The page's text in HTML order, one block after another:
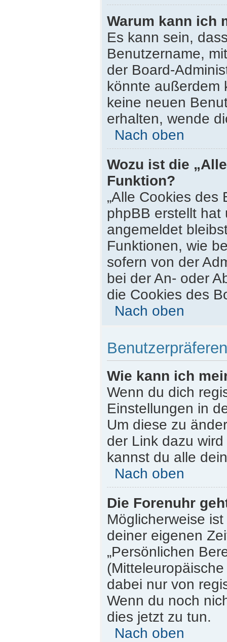
Warum kann ich
Es kann sein,
Benutzername,
der Board-
könnte außerdem
keine neuen
erhalten, wende
Nach oben
Wozu ist die
Funktion?
„Alle Cookies des
phpBB erstellt hat
angemeldet
Funktionen, wie
sofern von der
bei der An- oder
die Cookies des
Nach oben
Wie kann ich
Wenn du dich
Einstellungen in
Um diese zu
der Link dazu
kannst du alle
Nach oben
Die Forenuhr
Möglicherweise
deiner eigenen
„Persönlichen
dabei nur von
Wenn du noch
dies jetzt zu tun.
Nach oben